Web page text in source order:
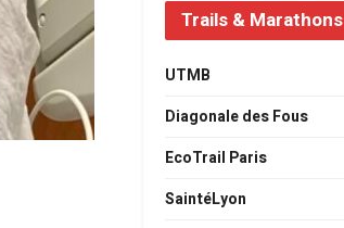
Trails & Marathons
UTMB
Diagonale des Fous
EcoTrail Paris
SaintéLyon